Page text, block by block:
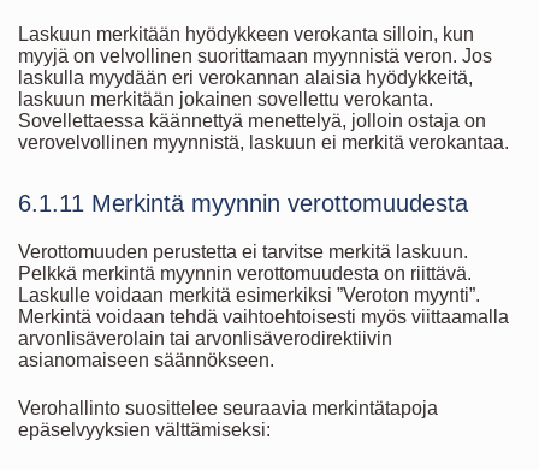
Laskuun merkitään hyödykkeen verokanta silloin, kun
myyjä on velvollinen suorittamaan myynnistä veron. Jos
laskulla myydään eri verokannan alaisia hyödykkeitä,
laskuun merkitään jokainen sovellettu verokanta.
Sovellettaessa käännettyä menettelyä, jolloin ostaja on
verovelvollinen myynnistä, laskuun ei merkitä verokantaa.
6.1.11 Merkintä myynnin verottomuudesta
Verottomuuden perustetta ei tarvitse merkitä laskuun.
Pelkkä merkintä myynnin verottomuudesta on riittävä.
Laskulle voidaan merkitä esimerkiksi ”Veroton myynti”.
Merkintä voidaan tehdä vaihtoehtoisesti myös viittaamalla
arvonlisäverolain tai arvonlisäverodirektiivin
asianomaiseen säännökseen.
Verohallinto suosittelee seuraavia merkintätapoja
epäselvyyksien välttämiseksi: